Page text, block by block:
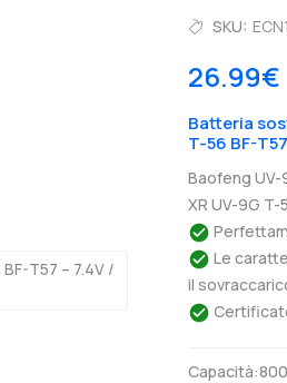
SKU:
26.99€
Batteria
T-56 BF-T57
Baofeng UV-
XR UV-9G T-
Le
il